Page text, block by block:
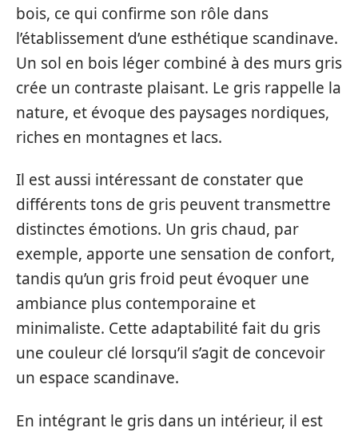
bois, ce qui confirme son rôle dans
l’établissement d’une esthétique scandinave.
Un sol en bois léger combiné à des murs gris
crée un contraste plaisant. Le gris rappelle la
nature, et évoque des paysages nordiques,
riches en montagnes et lacs.
Il est aussi intéressant de constater que
différents tons de gris peuvent transmettre
distinctes émotions. Un gris chaud, par
exemple, apporte une sensation de confort,
tandis qu’un gris froid peut évoquer une
ambiance plus contemporaine et
minimaliste. Cette adaptabilité fait du gris
une couleur clé lorsqu’il s’agit de concevoir
un espace scandinave.
En intégrant le gris dans un intérieur, il est